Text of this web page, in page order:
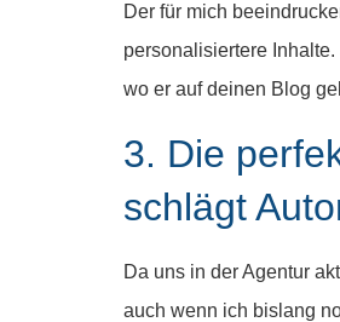
Der für mich
personalisiertere
wo er auf deinen Blog
3. Die
schlägt
Da uns in der Agentur
auch wenn ich bislang